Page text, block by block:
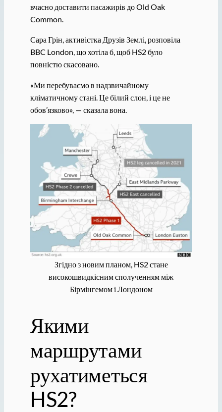
вчасно доставити пасажирів до Old Oak
Common.
Сара Грін, активістка Друзів Землі, розповіла
BBC London, що хотіла б, щоб HS2 було
повністю скасовано.
«Ми перебуваємо в надзвичайному
кліматичному стані. Це білий слон, і це не
обов’язково», — сказала вона.
Згідно з новим планом, HS2 стане
високошвидкісним сполученням між
Бірмінгемом і Лондоном
Якими
маршрутами
рухатиметься
HS2?